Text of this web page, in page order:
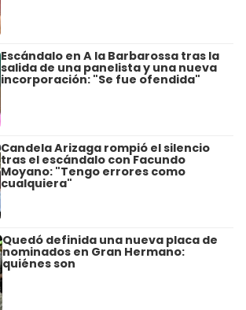
Escándalo en A la Barbarossa tras la
salida de una panelista y una nueva
incorporación: "Se fue ofendida"
Candela Arizaga rompió el silencio
tras el escándalo con Facundo
Moyano: "Tengo errores como
cualquiera"
Quedó definida una nueva placa de
nominados en Gran Hermano:
quiénes son